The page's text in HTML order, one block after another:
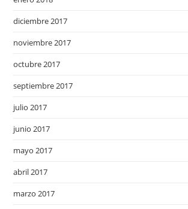
diciembre 2017
noviembre 2017
octubre 2017
septiembre 2017
julio 2017
junio 2017
mayo 2017
abril 2017
marzo 2017